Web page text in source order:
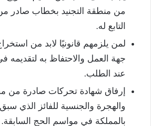
من منطقة التجنيد بخطاب صادر
التابع له.
لمن يلزمهم قانونيًا لابد من
جهة العمل والاحتفاظ به لتقديمه
عند الطلب.
إرفاق شهادة تحركات صادرة من
والهجرة والجنسية للفائز الذي سبق
بالمملكة في مواسم الحج السابقة.